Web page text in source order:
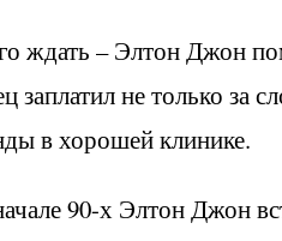
ждать – Элтон Джон
заплатил не только за
в хорошей клинике.
90-х Элтон Джон